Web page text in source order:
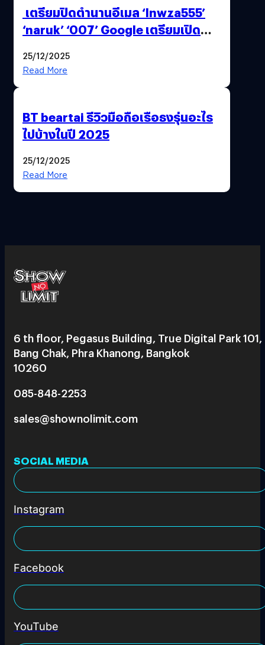
เตรียมปิดตำนานอีเมล ‘lnwza555’
‘naruk’ ‘007’ Google เตรียมเปิด
25/12/2025
Read More
BT beartai รีวิวมือถือเรือธงรุ่นอะไร
ไปบ้างในปี 2025
25/12/2025
Read More
6 th floor, Pegasus Building, True Digital Park 101,
Bang Chak, Phra Khanong, Bangkok
10260
085-848-2253
sales@shownolimit.com
SOCIAL MEDIA
Instagram
Facebook
YouTube